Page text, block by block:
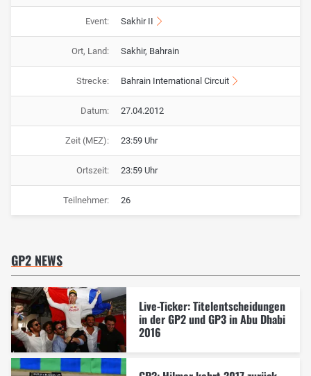
Event: Sakhir II
Ort, Land: Sakhir, Bahrain
Strecke: Bahrain International Circuit
Datum: 27.04.2012
Zeit (MEZ): 23:59 Uhr
Ortszeit: 23:59 Uhr
Teilnehmer: 26
GP2 NEWS
Live-Ticker: Titelentscheidungen
in der GP2 und GP3 in Abu Dhabi
2016